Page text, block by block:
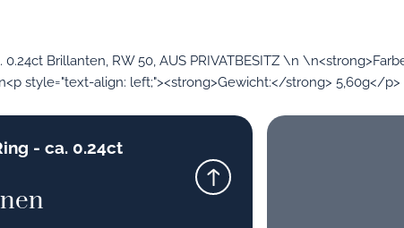
Brillanten, RW 50, AUS PRIVATBESITZ \n
style="text-align: left;"><strong>Gewicht:</strong> 5,60g</p>
- ca. 0.24ct